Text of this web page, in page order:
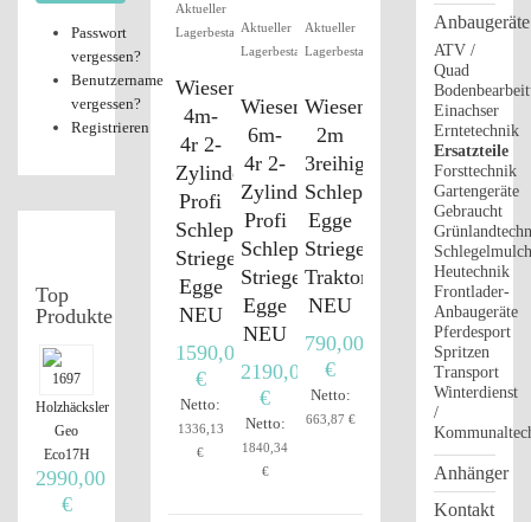
Aktueller
Lagerbestand
Wiesenschleppe
4m-
4r 2-
Zylinder
Profi
Schleppe
Striegel
Egge
NEU
1590,00
€
Netto:
1336,13
€
Aktueller
Lagerbestand
Wiesenschleppe
6m-
4r 2-
Zylinder
Profi
Schleppe
Striegel
Egge
NEU
2190,00
€
Netto:
1840,34
€
Aktueller
Lagerbestand
Wiesenschleppe
2m
3reihig
Schleppe
Egge
Striegel
Traktor
NEU
790,00
€
Netto:
663,87 €
Passwort
vergessen?
Benutzername
vergessen?
Registrieren
Top
Produkte
Holzhäcksler
Geo
Eco17H
2990,00
€
Anbaugeräte
ATV /
Quad
Einachser
Erntetechnik
Ersatzteile
Forsttechnik
Gartengeräte
Gebraucht
Heutechnik
Frontlader-
Anbaugeräte
Pferdesport
Spritzen
Transport
Winterdienst
/
Anhänger
Kontakt